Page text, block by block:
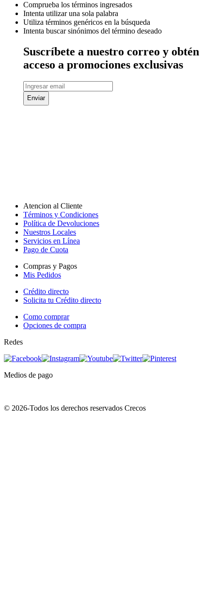
Comprueba los términos ingresados
Intenta utilizar una sola palabra
Utiliza términos genéricos en la búsqueda
Intenta buscar sinónimos del término deseado
Suscríbete a nuestro correo y obtén
acceso a promociones exclusivas
Enviar
Atencion al Cliente
Términos y Condiciones
Política de Devoluciones
Nuestros Locales
Servicios en Línea
Pago de Cuota
Compras y Pagos
Mis Pedidos
Crédito directo
Solicita tu Crédito directo
Como comprar
Opciones de compra
Redes
Medios de pago
© 2026-Todos los derechos reservados Crecos